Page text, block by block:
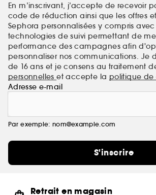
En m’inscrivant, j’accepte de recevoir
code de réduction ainsi que les offres
Sephora personnalisées y compris avec
technologies de suivi permettant de
performance des campagnes afin
personnaliser nos communications. Je
de 16 ans et je consens au traitement
personnelleset accepte la politique
Adresse e-mail
Par exemple: nom@example.com
S'inscrire
Retrait en magasin